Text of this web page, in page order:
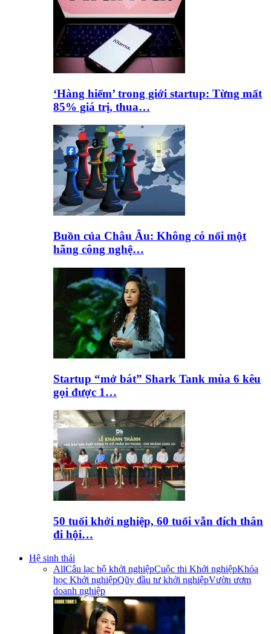
‘Hàng hiếm’ trong giới startup: Từng mất
85% giá trị, thua…
Buồn của Châu Âu: Không có nổi một
hãng công nghệ…
Startup “mở bát” Shark Tank mùa 6 kêu
gọi được 1…
50 tuổi khởi nghiệp, 60 tuổi vẫn đích thân
đi hội…
Hệ sinh thái
AllCâu lạc bộ khởi nghiệpCuộc thi Khởi nghiệpKhóa
học Khởi nghiệpQũy đầu tư khởi nghiệpVườn ươm
doanh nghiệp